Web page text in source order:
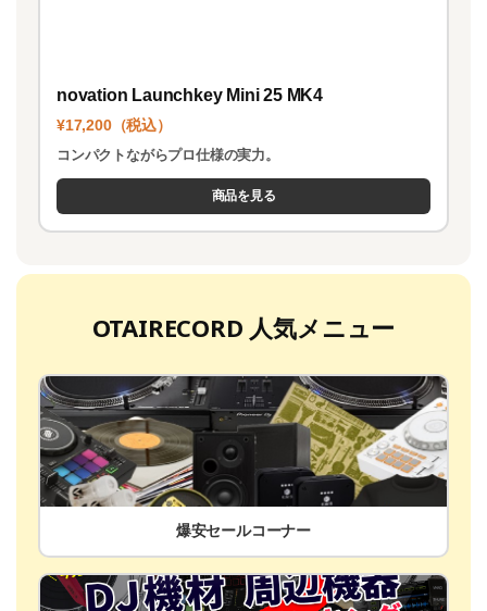
novation Launchkey Mini 25 MK4
¥17,200（税込）
コンパクトながらプロ仕様の実力。
商品を見る
OTAIRECORD 人気メニュー
爆安セールコーナー